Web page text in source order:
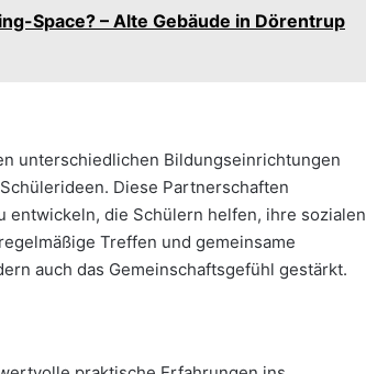
Space? – Alte Gebäude in Dörentrup
unterschiedlichen Bildungseinrichtungen
Diese Partnerschaften
entwickeln, die Schülern helfen, ihre sozialen
Treffen und gemeinsame
auch das Gemeinschaftsgefühl gestärkt.